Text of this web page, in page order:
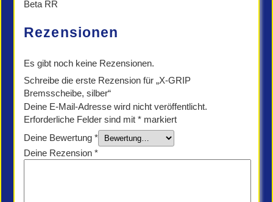
Beta RR
Rezensionen
Es gibt noch keine Rezensionen.
Schreibe die erste Rezension für „X-GRIP
Bremsscheibe, silber“
Deine E-Mail-Adresse wird nicht veröffentlicht.
Erforderliche Felder sind mit * markiert
Deine Bewertung *
Deine Rezension *